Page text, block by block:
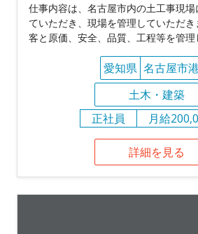
仕事内容は、名古屋市内の土工事現
ていただき、現場を管理していただ
客と原価、安全、品質、工程等を管理
愛知県 名古屋市
土木・建築
正社員
月給
詳細を見る